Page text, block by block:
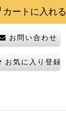
カートに入れる
お問い合わせ
お気に入り登録